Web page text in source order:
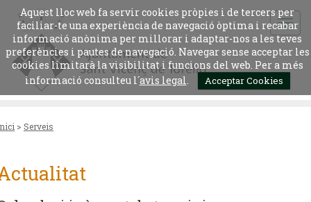
Aquest lloc web fa servir cookies pròpies i de tercers per
faciliar-te una experiència de navegació òptima i recabar
informació anònima per millorar i adaptar-nos a les teves
preferències i pautes de navegació. Navegar sense acceptar les
cookies limitarà la visibilitat i funcions del web. Per a més
informació consulteu l´avis legal. Acceptar Cookies
> Serveis